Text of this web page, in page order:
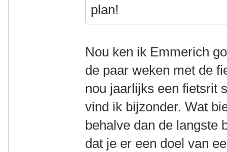
plan!
Nou ken ik Emmerich
de paar weken met de
nou jaarlijks een fietsrit
vind ik bijzonder. Wat
behalve dan de langste
dat je er een doel van